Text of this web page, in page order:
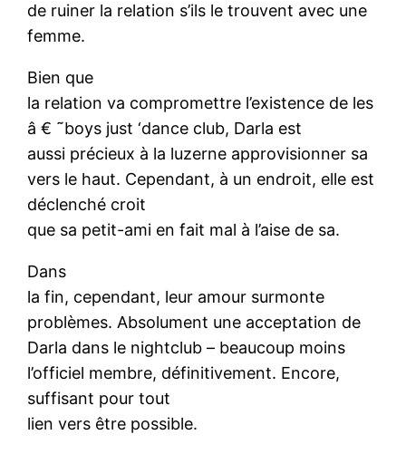
de ruiner la relation s’ils le trouvent avec une
femme.
Bien que
la relation va compromettre l’existence de les
â € ˜boys just ‘dance club, Darla est
aussi précieux à la luzerne approvisionner sa
vers le haut. Cependant, à un endroit, elle est
déclenché croit
que sa petit-ami en fait mal à l’aise de sa.
Dans
la fin, cependant, leur amour surmonte
problèmes. Absolument une acceptation de
Darla dans le nightclub – beaucoup moins
l’officiel membre, définitivement. Encore,
suffisant pour tout
lien vers être possible.